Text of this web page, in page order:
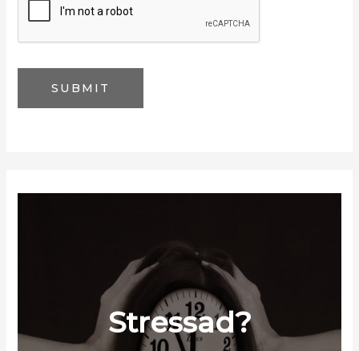
SUBMIT
Stressad?